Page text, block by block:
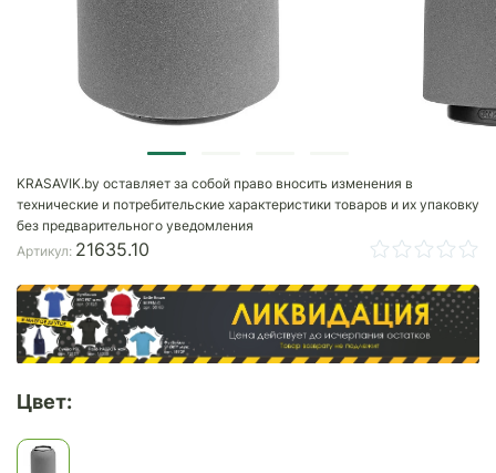
KRASAVIK.by оставляет за собой право вносить изменения в
технические и потребительские характеристики товаров и их упаковку
без предварительного уведомления
Артикул: 21635.10
Цвет: